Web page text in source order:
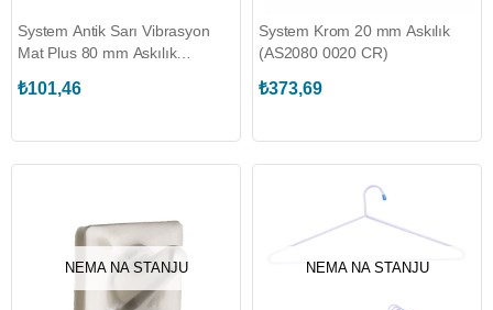
System Antik Sarı Vibrasyon
Mat Plus 80 mm Askılık
₺101,46
System Krom 20 mm Askılık
(AS2080 0020 CR)
₺373,69
NEMA NA STANJU NEMA NA STANJU